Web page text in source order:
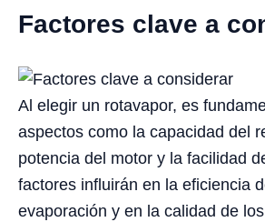
Factores clave a
Al elegir un rotavapor, es
aspectos como la capacidad del
potencia del motor y la facilidad
factores influirán en la eficiencia
evaporación y en la calidad de